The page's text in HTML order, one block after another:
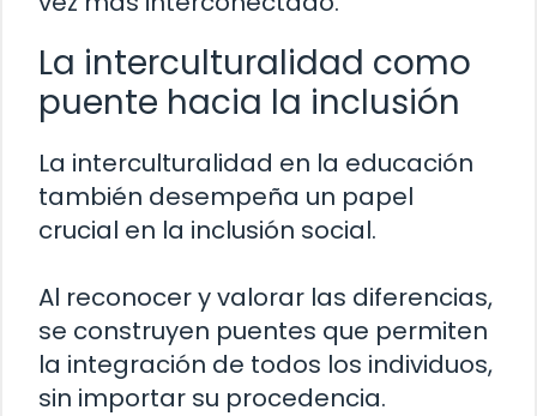
La interculturalidad como
puente hacia la inclusión
La interculturalidad en la educación
también desempeña un papel
crucial en la inclusión social.
Al reconocer y valorar las diferencias,
se construyen puentes que permiten
la integración de todos los individuos,
sin importar su procedencia.